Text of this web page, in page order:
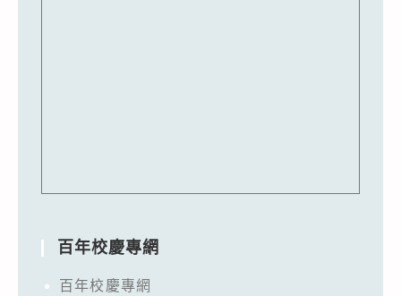
百年校慶專網
百年校慶專網